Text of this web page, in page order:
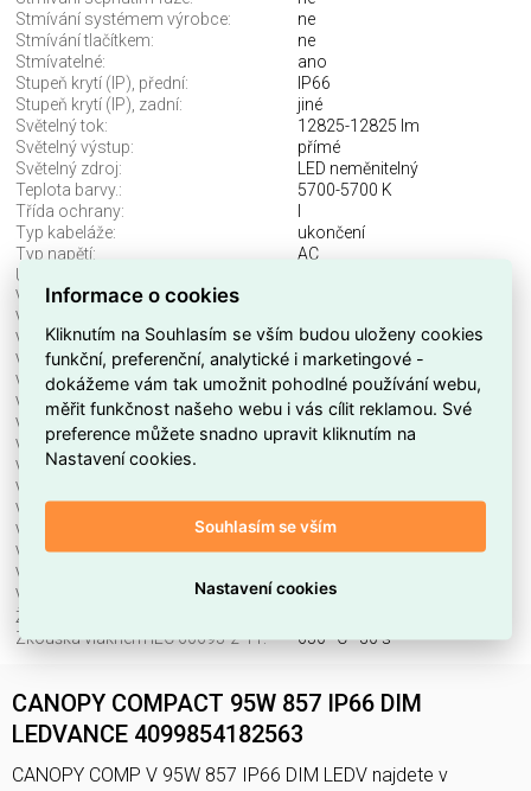
Stmívání systémem výrobce:
ne
Stmívání tlačítkem:
ne
Stmívatelné:
ano
Stupeň krytí (IP), přední:
IP66
Stupeň krytí (IP), zadní:
jiné
Světelný tok:
12825-12825 lm
Světelný výstup:
přímé
Světelný zdroj:
LED neměnitelný
Teplota barvy.:
5700-5700 K
Třída ochrany:
Typ kabeláže:
ukončení
Typ napětí:
AC
Účinnost svítidla.:
Včetně předřadníku:
Včetně svět. zdroje:
Vhodné pro monitor. pracoviště:
ne
Vhodné pro montáž na stěnu:
ne
Vhodné pro nouzové osvětlení:
ne
Vhodné pro počet svět. zdrojů:
0
Vhodné pro povrchovou montáž:
ano
Vhodné pro průběžné zapojení:
ne
Vhodné pro stropní montáž:
Vhodné pro upínací montáž:
Vhodné pro vestavnou montáž:
Vhodné pro zavěšení:
ne
Výměnný předřadník:
ne
Výška/hloubka:
Vyzařovací úhel.:
paprsek > 80 °
Životnost L70/B50 při 25 °C:
Zkouška vláknem IEC 60695-2-11:
650 °C - 30 s
CANOPY COMPACT 95W 857 IP66 DIM
LEDVANCE 4099854182563
CANOPY COMP V 95W 857 IP66 DIM LEDV najdete v
Informace o cookies
Kliknutím na Souhlasím se vším budou uloženy cookies
funkční, preferenční, analytické i marketingové -
dokážeme vám tak umožnit pohodlné používání webu,
měřit funkčnost našeho webu i vás cílit reklamou. Své
preference můžete snadno upravit kliknutím na
Nastavení cookies.
Souhlasím se vším
Nastavení cookies